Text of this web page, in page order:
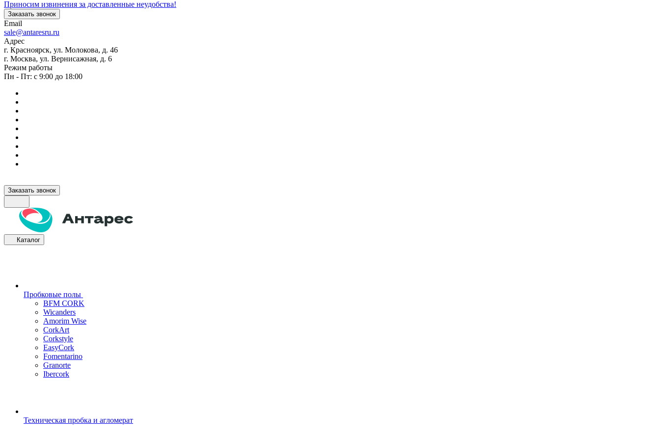
Приносим извинения за доставленные неудобства!
Заказать звонок
Email
sale@antaresru.ru
Адрес
г. Красноярск, ул. Молокова, д. 46
г. Москва, ул. Вернисажная, д. 6
Режим работы
Пн - Пт: с 9:00 до 18:00
Заказать звонок
Каталог
Пробковые полы
BFM CORK
Wicanders
Amorim Wise
CorkArt
Corkstyle
EasyCork
Fomentarino
Granorte
Ibercork
Техническая пробка и агломерат